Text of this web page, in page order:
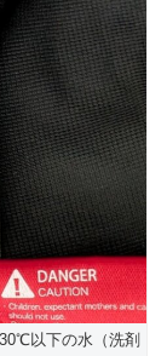
以下の水（洗剤